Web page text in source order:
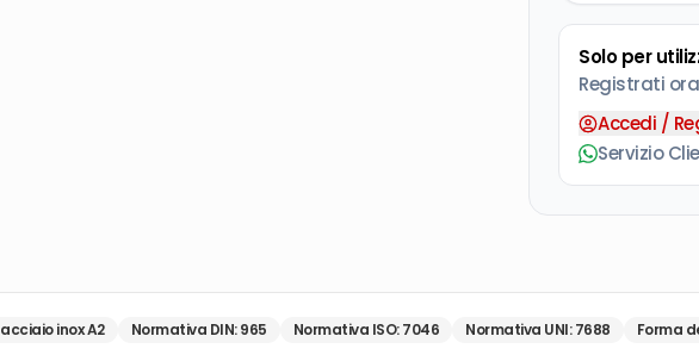
Solo per
Registrati
Accedi /
Servizio
acciaio inox A2 Normativa DIN:965 Normativa ISO:7046 Normativa UNI:7688 Forma